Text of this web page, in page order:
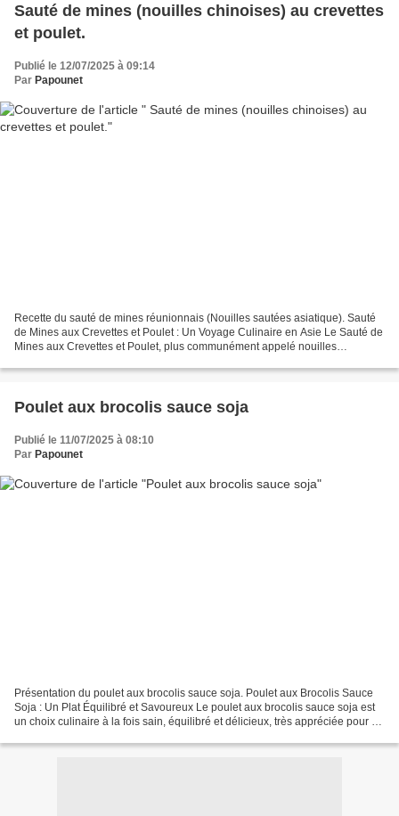
Sauté de mines (nouilles chinoises) au crevettes
et poulet.
Publié le 12/07/2025 à 09:14
Par Papounet
Recette du sauté de mines réunionnais (Nouilles sautées asiatique). Sauté
de Mines aux Crevettes et Poulet : Un Voyage Culinaire en Asie Le Sauté de
Mines aux Crevettes et Poulet, plus communément appelé nouilles
Poulet aux brocolis sauce soja
Publié le 11/07/2025 à 08:10
Par Papounet
Présentation du poulet aux brocolis sauce soja. Poulet aux Brocolis Sauce
Soja : Un Plat Équilibré et Savoureux Le poulet aux brocolis sauce soja est
un choix culinaire à la fois sain, équilibré et délicieux, très appréciée pour sa